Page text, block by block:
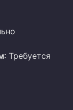
: Требуется